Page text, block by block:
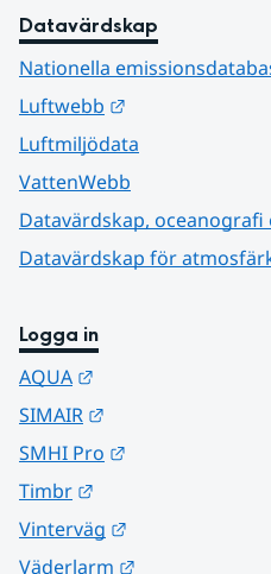
Datavärdskap
Nationella
Luftwebb
Luftmiljödata
VattenWebb
Datavärdskap,
Datavärdskap för
Logga in
AQUA
SIMAIR
SMHI Pro
Timbr
Vinterväg
Väderlarm